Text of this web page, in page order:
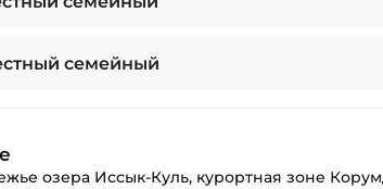
следит служба безопасности,
семейный
озера Иссык-Куль, курортная зоне